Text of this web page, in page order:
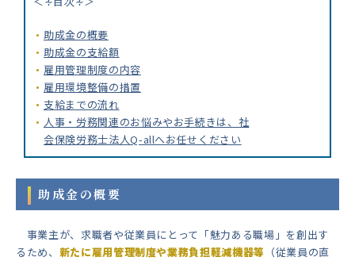
助成金の概要
助成金の支給額
雇用管理制度の内容
雇用環境整備の措置
支給までの流れ
人事・労務関連のお悩みやお手続きは、社
会保険労務士法人Q-allへお任せください
助成金の概要
事業主が、求職者や従業員にとって「魅力ある職場」を創出す
るため、 新たに雇用管理制度や業務負担軽減機器等 （従業員の直